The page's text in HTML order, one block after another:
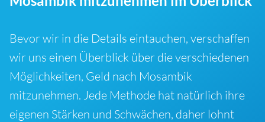
Bevor wir in die Details eintauchen, verschaffen
wir uns einen Überblick über die verschiedenen
Möglichkeiten, Geld nach Mosambik
mitzunehmen. Jede Methode hat natürlich ihre
eigenen Stärken und Schwächen, daher lohnt